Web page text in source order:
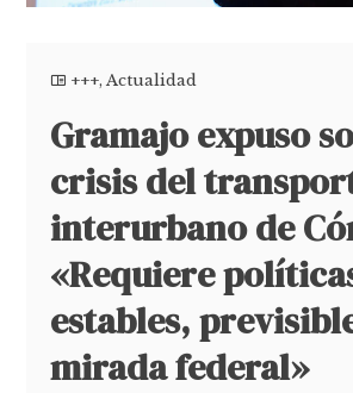
+++,Actualidad
Gramajo expuso
crisis del
interurbano de
«Requiere
estables,
mirada federal»